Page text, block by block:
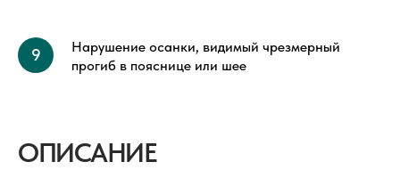
Нарушение осанки, видимый чрезмерный
прогиб в пояснице или шее
ОПИСАНИЕ